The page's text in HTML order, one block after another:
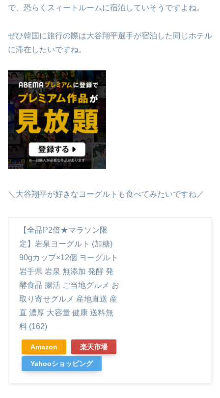
で、恐らくスィートルームに宿泊していそうですよね。
ぜひ韓国に旅行の際は大谷翔平選手が宿泊した同じホテル
に滞在したいですね。
＼大谷翔平が好きなヨーグルトも食べてみたいですね／
【全品P2倍★マラソン限
定】岩泉ヨーグルト (加糖)
90gカップ×12個 ヨーグルト
岩手県 岩泉 無添加 発酵 発
酵食品 腸活 ご当地グルメ お
取り寄せグルメ 産地直送 産
直 濃厚 大容量 健康 送料無
料 (162)
Amazon 楽天市場
Yahooショッピング